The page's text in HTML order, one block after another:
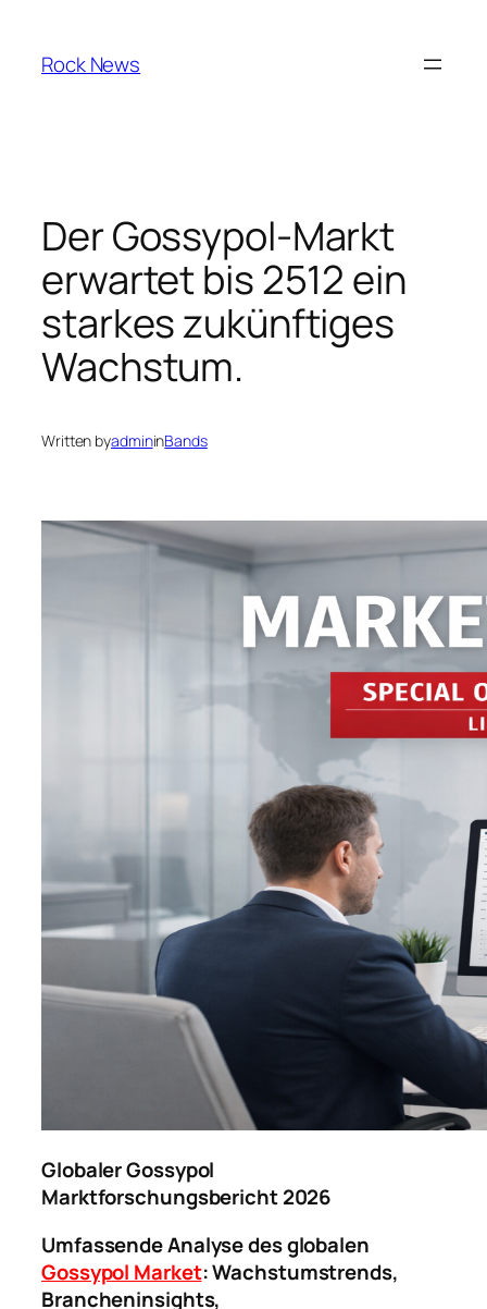
content
Rock News
Der Gossypol-Markt
erwartet bis 2512 ein
starkes zukünftiges
Wachstum.
Written byadmininBands
Globaler Gossypol
Marktforschungsbericht 2026
Umfassende Analyse des globalen
Gossypol Market: Wachstumstrends,
Brancheninsights,